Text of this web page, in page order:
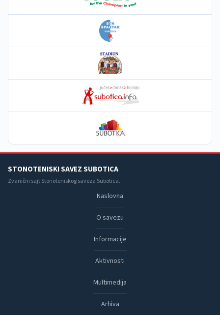
STONOTENISKI SAVEZ SUBOTICA
Zvanični sajt Stonoteniskog saveza Subotica.
Naslovna
O savezu
Informacije
Aktivnosti
Multimedija
Arhiva